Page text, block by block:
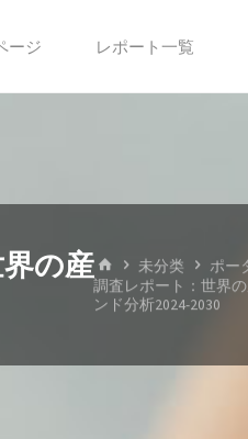
ージ レポート一覧
の産
ホ
ー
ム
未分类
ポー
調査レポート：世界
ンド分析2024-2030